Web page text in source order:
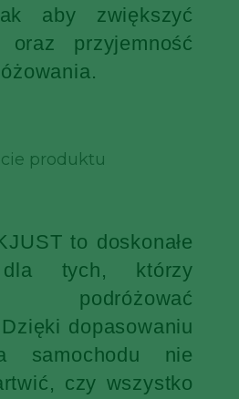
aby zwiększyć
przyjemność
to doskonałe
dla tych, którzy
podróżować
dopasowaniu
samochodu nie
czy wszystko